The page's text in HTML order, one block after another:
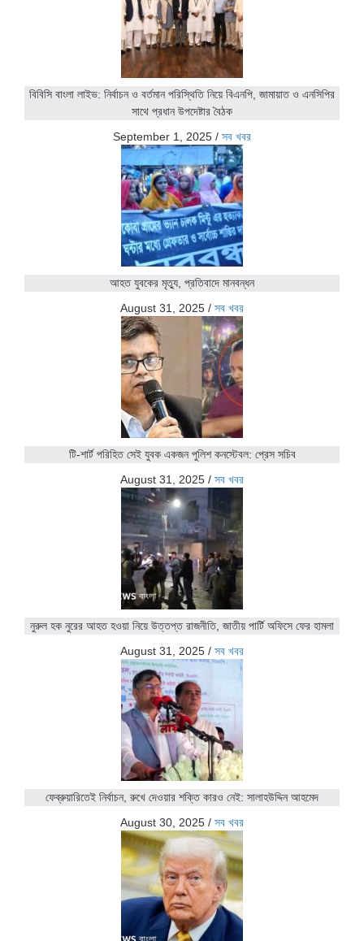
বিবিসি বাংলা লাইভ: নির্বাচন ও বর্তমান পরিস্থিতি নিয়ে বিএনপি, জামায়াত ও এনসিপির
সাথে প্রধান উপদেষ্টার বৈঠক
September 1, 2025 / সব খবর
আহত যুবকের মৃত্যু, প্রতিবাদে মানবন্ধন
August 31, 2025 / সব খবর
টি-শার্ট পরিহিত সেই যুবক একজন পুলিশ কনস্টেবল: প্রেস সচিব
August 31, 2025 / সব খবর
নুরুল হক নুরের আহত হওয়া নিয়ে উত্তপ্ত রাজনীতি, জাতীয় পার্টি অফিসে ফের হামলা
August 31, 2025 / সব খবর
ফেব্রুয়ারিতেই নির্বাচন, রুখে দেওয়ার শক্তি কারও নেই: সালাহউদ্দিন আহমেদ
August 30, 2025 / সব খবর